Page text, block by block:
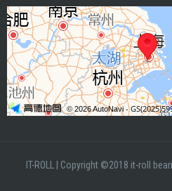
IT-ROLL Copyright ©2018 it-roll